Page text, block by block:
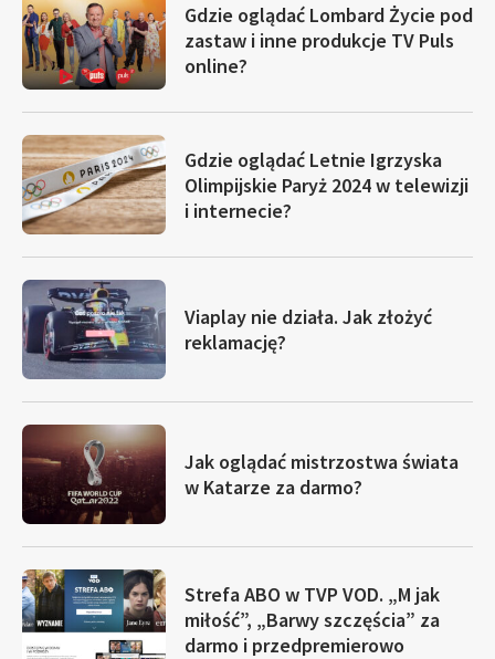
Gdzie oglądać Lombard Życie pod
zastaw i inne produkcje TV Puls
online?
Gdzie oglądać Letnie Igrzyska
Olimpijskie Paryż 2024 w telewizji
i internecie?
Viaplay nie działa. Jak złożyć
reklamację?
Jak oglądać mistrzostwa świata
w Katarze za darmo?
Strefa ABO w TVP VOD. „M jak
miłość”, „Barwy szczęścia” za
darmo i przedpremierowo